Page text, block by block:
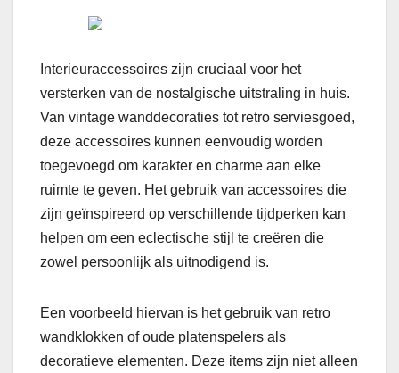
Interieuraccessoires zijn cruciaal voor het
versterken van de nostalgische uitstraling in huis.
Van vintage wanddecoraties tot retro serviesgoed,
deze accessoires kunnen eenvoudig worden
toegevoegd om karakter en charme aan elke
ruimte te geven. Het gebruik van accessoires die
zijn geïnspireerd op verschillende tijdperken kan
helpen om een eclectische stijl te creëren die
zowel persoonlijk als uitnodigend is.
Een voorbeeld hiervan is het gebruik van retro
wandklokken of oude platenspelers als
decoratieve elementen. Deze items zijn niet alleen